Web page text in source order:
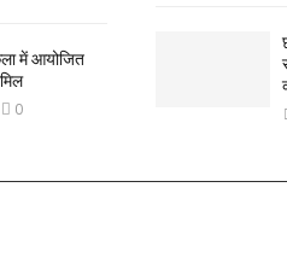
में आयोजित
0